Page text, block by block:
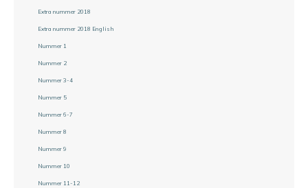
Extra nummer 2018
Extra nummer 2018 English
Nummer 1
Nummer 2
Nummer 3-4
Nummer 5
Nummer 6-7
Nummer 8
Nummer 9
Nummer 10
Nummer 11-12